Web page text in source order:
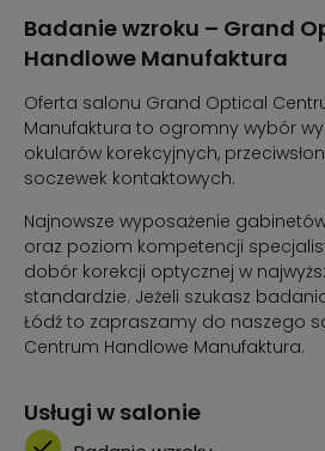
Badanie wzroku – Grand
Handlowe Manufaktura
Oferta salonu Grand Optical
Manufaktura to ogromny wybór
okularów korekcyjnych,
soczewek kontaktowych.
Najnowsze wyposażenie
oraz poziom kompetencji
dobór korekcji optycznej w
standardzie. Jeżeli szukasz
Łódź to zapraszamy do naszego
Centrum Handlowe Manufaktura.
Usługi w salonie